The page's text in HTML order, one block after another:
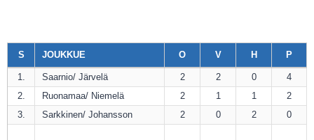
S JOUKKUE O V H P
1. Saarnio/ Järvelä 2 2 0
4
2.
Ruonamaa/ Niemelä 2 1 1
2
3.
Sarkkinen/ Johansson 2 0 2 0